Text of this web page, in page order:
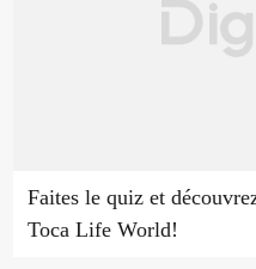
Faites le quiz et
Toca Life World!